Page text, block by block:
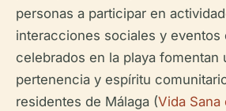
personas a participar en
interacciones sociales y eventos
celebrados en la playa fomentan
pertenencia y espíritu
residentes de Málaga (Vida Sana